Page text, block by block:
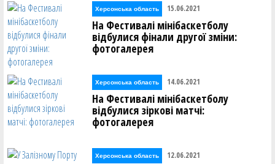
Херсонська область 15.06.2021
На Фестивалі мінібаскетболу
відбулися фінали другої зміни:
фотогалерея
Херсонська область 14.06.2021
На Фестивалі мінібаскетболу
відбулися зіркові матчі:
фотогалерея
Херсонська область 12.06.2021